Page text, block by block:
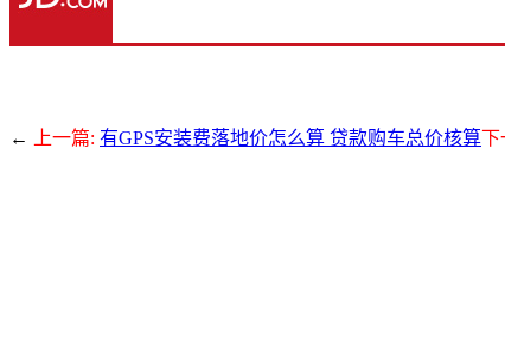
← 上一篇: 有GPS安装费落地价怎么算 贷款购车总价核算下